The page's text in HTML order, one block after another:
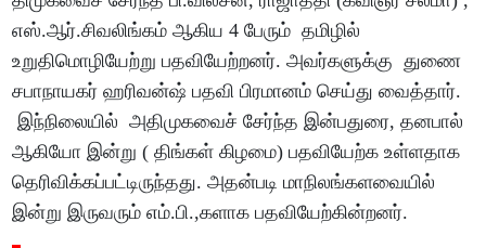
எஸ்.ஆர்.சிவலிங்கம் ஆகிய 4 பேரும் தமிழில்
உறுதிமொழியேற்று பதவியேற்றனர். அவர்களுக்கு துணை
சபாநாயகர் ஹரிவன்ஷ் பதவி பிரமானம் செய்து வைத்தார்.
இந்நிலையில் அதிமுகவைச் சேர்ந்த இன்பதுரை, தனபால்
ஆகியோ இன்று ( திங்கள் கிழமை) பதவியேற்க உள்ளதாக
தெரிவிக்கப்பட்டிருந்தது. அதன்படி மாநிலங்களவையில்
இன்று இருவரும் எம்.பி.,களாக பதவியேற்கின்றனர்.